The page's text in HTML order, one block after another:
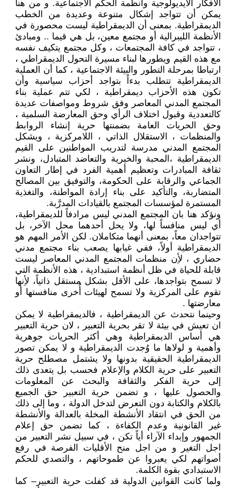
الأفكار الأيديولوجية وأنظمة الحكم الاجتماعية. و من هنا
يمكن أن تتواجد إشكال متنوعة وعديدة من الخطب
الديمقراطية. بمعنى أن الديمقراطية ليست محصورة في
الأنظمة الليبرالية أو مجتمع معين، بل هي قيما .. ومبادئ
، تتواجد في كافة المجتمعات ، وكل مجتمع يتكيف نفسه
مع هذه القيم ويطورها لبناء مسيرة التحول الديمقراطي ،
ارتباطا بمرحلة التطور والبيئة الاجتماعية ، كما أن العملية
الديمقراطية تتطلب بدءاً بتواجد أحزاب سياسية وأن
تكون هذه الأحزاب ديمقراطية ، لكي تتم عملية بناء
المجتمع المدني المعاصر وفق شروط ومواصفات عديدة
كالتعددية وقبول اختلاف الرأي وحق المعارضة السلمية ،
وحق الحريات العامة بضمنتها حرية إنشاء الروابط
والمنظمات ، الاستقلال الذاتي ، اللامركزية ، ويشكل
المجتمع المدني مدرسة لتدريب المواطنين على القيم
الديمقراطية ،المحبة والخيرية والتعاضد المتبادل، ونشر
ثقافة المبادرات وتعظيم أهمية الفرد في إطار التعاون
الجماعي والرقابة على الحكومة، والتوفيق بين المصالح
المتضاربة، والتأكيد على بناء إرادة المواطنة، والتغذية
المستمرة لمؤسسات المجتمع بالقيادات المدرَّبة.
ونؤكد هنا بان المجتمع المدني ليس مرادفاً للديمقراطية،
أي ليس منافساً لها، ولا يحل أحدهما محل الآخر، بل
تتواجدان معاً، بمعنى أنهما متكاملان. لكن الأمر المهم هو
الديمقراطية أولاً، ففي غيابها يصعب بناء مجتمع مدني
حضاري ، لأِن منظمات المجتمع المدني المعاصر ليست
قابلة للحياة في ظل أنظمة استبدادية ، هذه الأنظمة التي
لا تسمح بتواجدها، على الأقل بشكل مستقل ذاتياً، لأِنها
تقوم على المركزية ولا تسمح لهيئات أُخرى منافستها أو
معارضتها .
وحينما نتحدث عن الديمقراطية ، فالديمقراطية لا يمكن
ان تعيش في بيئة لا تقر بحرية التعبير ، لان حرية التعبير
هي أساس الديمقراطية وهي أكثر الحريات جوهرية
وأهمية و لولاها ما وُجدت الديمقراطية و لا يمكن تصور
الديمقراطية الحقيقية بدونها ولا يشتمل مصطلح حرية
التعبير على حرية الكلام والإعلام فحسب بل يتعدى ذلك
إلى حرية الفكر والثقافة والبحث عن المعلومات
والحصول عليها ، و تضمن حرية التعبير حق الجميع
بالكلام والكتابة دون التعرض لتدخل الدولة ، وما إلى ذلك
من الحق في انتقاد الأنشطة المخلة بالعدالة والأنشطة
غير القانونية وعدم الكفاءة ، كما تضمن حق إعلام
الجمهور وإبداء الآراء أياً تكن ، في سبيل نشر التعبير من
اجل التغير و من اجل منح الأقليات الفرصة في رفع
أصواتهم لكي يعبروا عن طموحاتهم ، والتصدي للحكم
الاستبدادي بقوة الكلمة.
ولما كانت القوانين الدولية قد كفلت حرية التعبير– كما